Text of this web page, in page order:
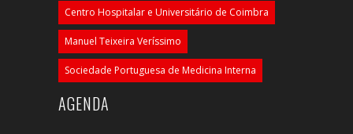
Centro Hospitalar e Universitário de Coimbra
Manuel Teixeira Veríssimo
Sociedade Portuguesa de Medicina Interna
AGENDA